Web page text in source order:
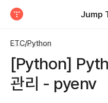
Jump
ETC/Python
[Python]
관리 - pyenv